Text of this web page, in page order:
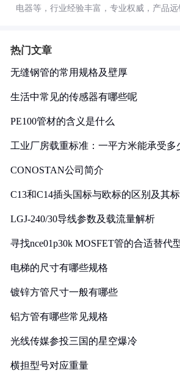
电器等，行业经验丰富，专业权威，产品远
热门文章
无缝钢管的常用规格及壁厚
生活中常见的传感器有哪些呢
PE100管材的含义是什么
工业厂房载重标准：一平方米能承受多
CONOSTAN公司简介
C13和C14插头国标与欧标的区别及其
LGJ-240/30导线参数及载流量解析
寻找nce01p30k MOSFET管的合适替代
电梯的尺寸有哪些规格
镀锌方管尺寸一般有哪些
铝方管有哪些常见规格
光线传媒参投三国的星空爆冷
横担型号对应重量